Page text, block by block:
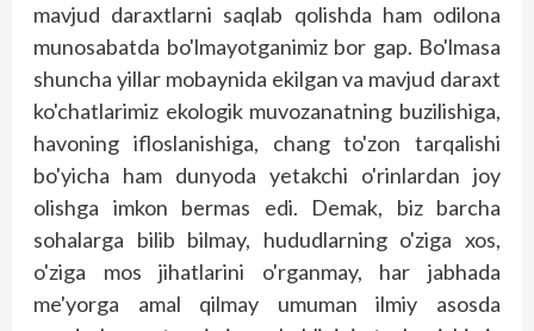
mavjud daraxtlarni saqlab qolishda ham odilona
munosabatda bo'lmayotganimiz bor gap. Bo'lmasa
shuncha yillar mobaynida ekilgan va mavjud daraxt
ko'chatlarimiz ekologik muvozanatning buzilishiga,
havoning ifloslanishiga, chang to'zon tarqalishi
bo'yicha ham dunyoda yetakchi o'rinlardan joy
olishga imkon bermas edi. Demak, biz barcha
sohalarga bilib bilmay, hududlarning o'ziga xos,
o'ziga mos jihatlarini o'rganmay, har jabhada
me'yorga amal qilmay umuman ilmiy asosda